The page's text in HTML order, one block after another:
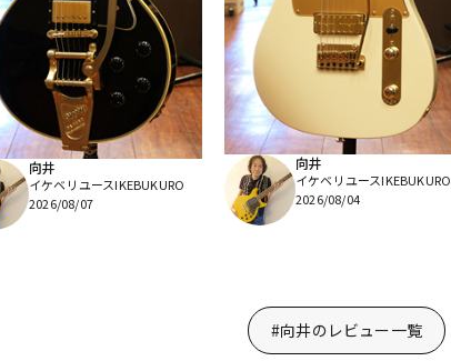
向井
イケベリユースIKEBUKURO
2026/08/07
向井
イケベリユースIKEBUKURO
2026/08/04
#向井のレビュー一覧